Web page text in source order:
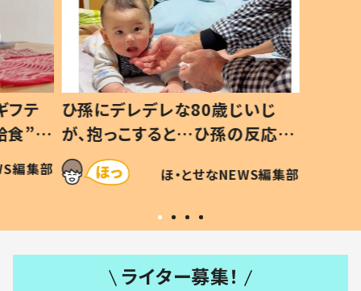
フテ
食”を
の親
編集部
ひ孫にデレデレな80歳じいじ
が、抱っこすると…ひ孫の反応に
「涙が出ました」「可愛くて仕方な
い」
ほ・とせなNEWS編集部
ライター募集！